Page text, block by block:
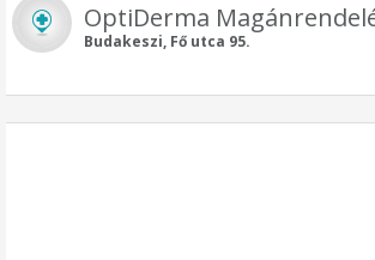
OptiDerma
Budakeszi, Fő utca 95.